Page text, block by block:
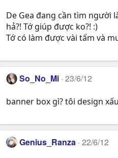
De Gea đang cần tìm người
hả?! Tớ giúp được ko?! :)
Tớ có làm được vài tấm và
So_No_Mi 23/6/12
banner box gì? tôi design
Genius_Ranza 22/6/12